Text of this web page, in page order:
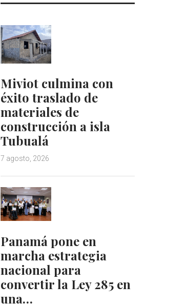
Miviot culmina con
éxito traslado de
materiales de
construcción a isla
Tubualá
7 agosto, 2026
Panamá pone en
marcha estrategia
nacional para
convertir la Ley 285 en
una…